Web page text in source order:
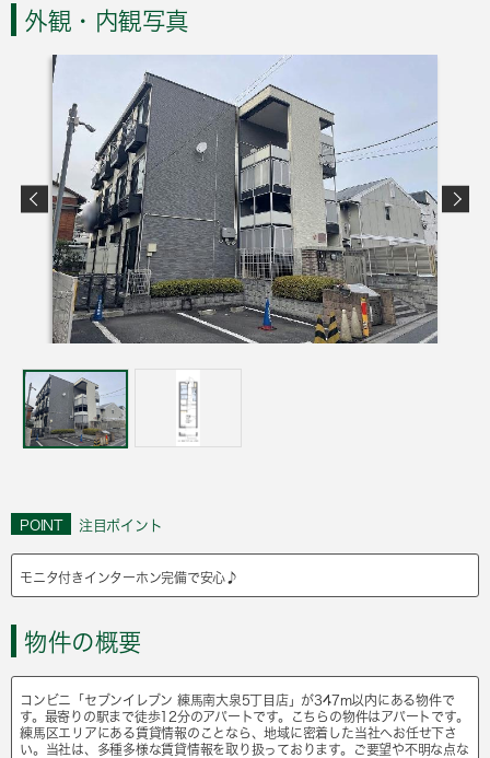
外観・内観写真
POINT 注目ポイント
モニタ付きインターホン完備で安心♪
物件の概要
コンビニ「セブンイレブン 練馬南大泉5丁目店」が347m以内にある物件で
す。最寄りの駅まで徒歩12分のアパートです。こちらの物件はアパートです。
練馬区エリアにある賃貸情報のことなら、地域に密着した当社へお任せ下さ
い。当社は、多種多様な賃貸情報を取り扱っております。ご要望や不明な点な